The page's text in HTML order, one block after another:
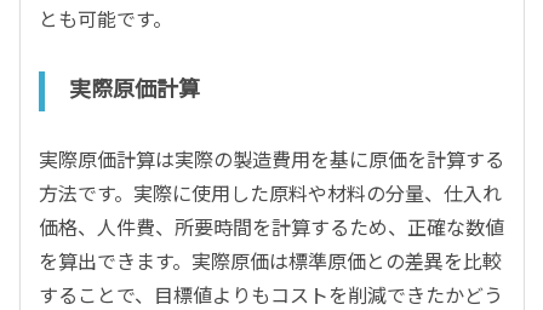
とも可能です。
実際原価計算
実際原価計算は実際の製造費用を基に原価を計算する
方法です。実際に使用した原料や材料の分量、仕入れ
価格、人件費、所要時間を計算するため、正確な数値
を算出できます。実際原価は標準原価との差異を比較
することで、目標値よりもコストを削減できたかどう